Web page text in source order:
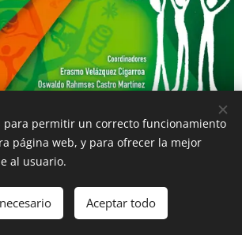
para permitir un correcto funcionamiento
página web, y para ofrecer la mejor
al usuario.
Aceptar todo